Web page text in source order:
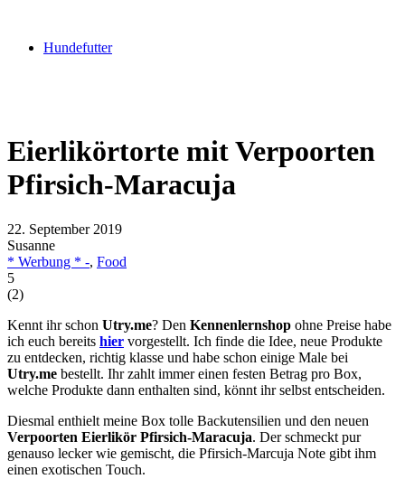
Hundefutter
Eierlikörtorte mit Verpoorten
Pfirsich-Maracuja
22. September 2019
Susanne
* Werbung * -, Food
5
(2)
Kennt ihr schon Utry.me? Den Kennenlernshop ohne Preise habe
ich euch bereits hier vorgestellt. Ich finde die Idee, neue Produkte
zu entdecken, richtig klasse und habe schon einige Male bei
Utry.me bestellt. Ihr zahlt immer einen festen Betrag pro Box,
welche Produkte dann enthalten sind, könnt ihr selbst entscheiden.
Diesmal enthielt meine Box tolle Backutensilien und den neuen
Verpoorten Eierlikör Pfirsich-Maracuja. Der schmeckt pur
genauso lecker wie gemischt, die Pfirsich-Marcuja Note gibt ihm
einen exotischen Touch.